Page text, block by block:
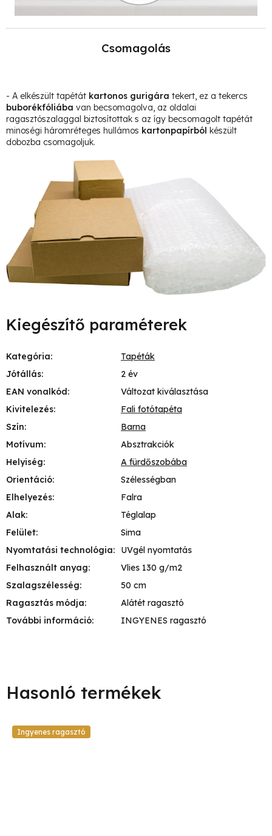
Csomagolás
- A elkészült tapétát kartonos gurigára tekert, ez a tekercs
buborékfóliába van becsomagolva, az oldalai
ragasztószalaggal biztosítottak s az így becsomagolt tapétát
minoségi háromréteges hullámos kartonpapírból készült
dobozba csomagoljuk.
Kiegészítő paraméterek
Kategória:
Tapéták
Jótállás:
2 év
EAN vonalkód:
Változat kiválasztása
Kivitelezés:
Fali fotótapéta
Szín:
Barna
Motívum:
Absztrakciók
Helyiség:
A fürdőszobába
Orientáció:
Szélességban
Elhelyezés:
Falra
Alak:
Téglalap
Felület:
Sima
Nyomtatási technológia:
UVgél nyomtatás
Felhasznált anyag:
Vlies 130 g/m2
Szalagszélesség:
50 cm
Ragasztás módja:
Alátét ragasztó
További információ: INGYENES ragasztó
Ingyenes ragasztó